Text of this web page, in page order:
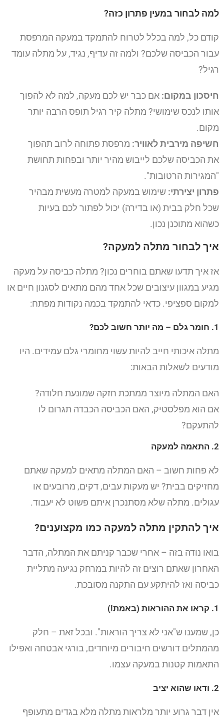
למה לבחור במעין פתרון כזה?
קודם כל, למה בכלל לטרוח להתמקד במעקה המרפסת
עבור הכביסה שלכם? ולמה זה עדיף, נגיד, על מתלה עומד
רגיל?
חיסכון במקום: אם כבר יש לכם מעקה, למה לא להפוך
אותו לנכס שימושי? מתלה קיר רגיל תופס הרבה יותר
מקום.
חשיפה מירבית לאוויר: מרפסת פתוחה לרוב תהפוך
את הכביסה שלכם לייבוש מהיר יותר ובפחות תחושת
"המגירות הרטובות".
פתרון יצירתי: שימוש במעקה למטרה מעשית מבהיר
שכל חלק בבית (או בדירה) יכול לפתור לכם בעיות
כשהוא מתוכנן נכון.
איך לבחור מתלה למעקה?
אז איך תדעו שאתם בוחרים נכון? מתלה כביסה על מעקה
מגיע במגוון עיצובים שכל אחד מהם מתאים לסגנון חיים או
למקום ספציפי. כדאי להתמקד בכמה נקודות מפתח:
1. חומר גלם – מה יותר חשוב לכם?
מתלה איכותי חייב להיות עשוי מחומרי גלם עמידים. היו
מודעים לשאלות הבאות:
האם המתלה מיוצר ממתכת חזקה שמונעת חלודה?
אם הוא מפלסטיק, האם הכביסה הכבדה תגרום לו
להתעקם?
2. התאמה למעקה
לא פחות חשוב – האם המתלה מתאים למעקה שאתם
מחזיקים בבית? יש מעקות עבים, דקים, מרובעים או
עגולים. מתלה שלא מסתנכרן איתם פשוט לא יעבוד.
איך להתקין מתלה למעקה כמו מקצוענים?
בואו נודה בזה – אחרי שכבר קניתם את המתלה, הדבר
האחרון שאתם רוצים זה להיות במרחק נגיעה מתליית
כביסה ואז להיתקע עם התקנה מסובכת.
1. קראו את ההוראות (באמת!)
כן, שמענו ש"אני לא צריך הוראות". ובכל זאת – חלק
מהמתלים דורשים חיבורים מיוחדים, בורגי אבטחה ואפילו
התאמות קטנות במעקה עצמו.
2. ודאו שהוא יציב
אין דבר גרוע יותר מלראות מתלה מלא בגדים מתעופף